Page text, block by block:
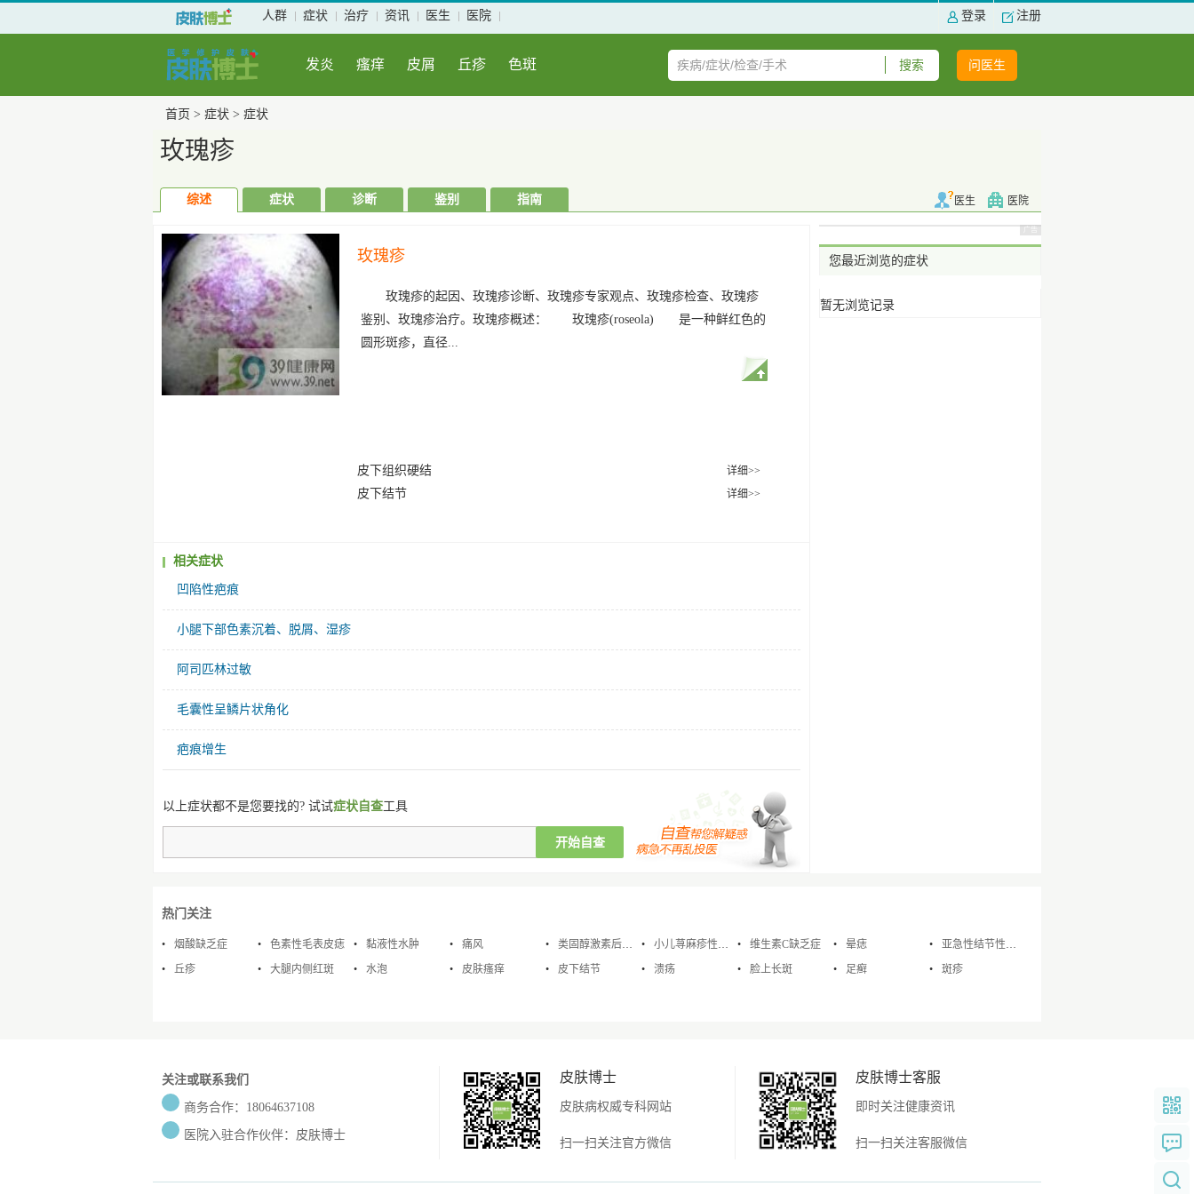
人群 症状 治疗 资讯 医生 医院 登录 注册
发炎 瘙痒 皮屑 丘疹 色斑 问医生
首页 > 症状 > 症状
玫瑰疹
综述 症状 诊断 鉴别 指南 医生 医院
玫瑰疹
玫瑰疹的起因、玫瑰疹诊断、玫瑰疹专家观点、玫瑰疹检查、玫瑰疹
鉴别、玫瑰疹治疗。玫瑰疹概述： 玫瑰疹(roseola) 是一种鲜红色的
圆形斑疹，直径...
详细>>
皮下组织硬结
详细>>
皮下结节
相关症状
凹陷性疤痕
小腿下部色素沉着、脱屑、湿疹
阿司匹林过敏
毛囊性呈鳞片状角化
疤痕增生
以上症状都不是您要找的? 试试症状自查工具
您最近浏览的症状
暂无浏览记录
热门关注
烟酸缺乏症 色素性毛表皮痣 黏液性水肿 痛风 类固醇激素后脂膜炎 小儿荨麻疹性苔藓 维生素C缺乏症 晕痣
亚急性结节性游走性脂膜炎
丘疹
大腿内侧红斑 水泡 皮肤瘙痒 皮下结节 溃疡 脸上长斑 足癣 斑疹
关注或联系我们
商务合作：18064637108
医院入驻合作伙伴：皮肤博士
皮肤博士
皮肤病权威专科网站
扫一扫关注官方微信
皮肤博士客服
即时关注健康资讯
扫一扫关注客服微信